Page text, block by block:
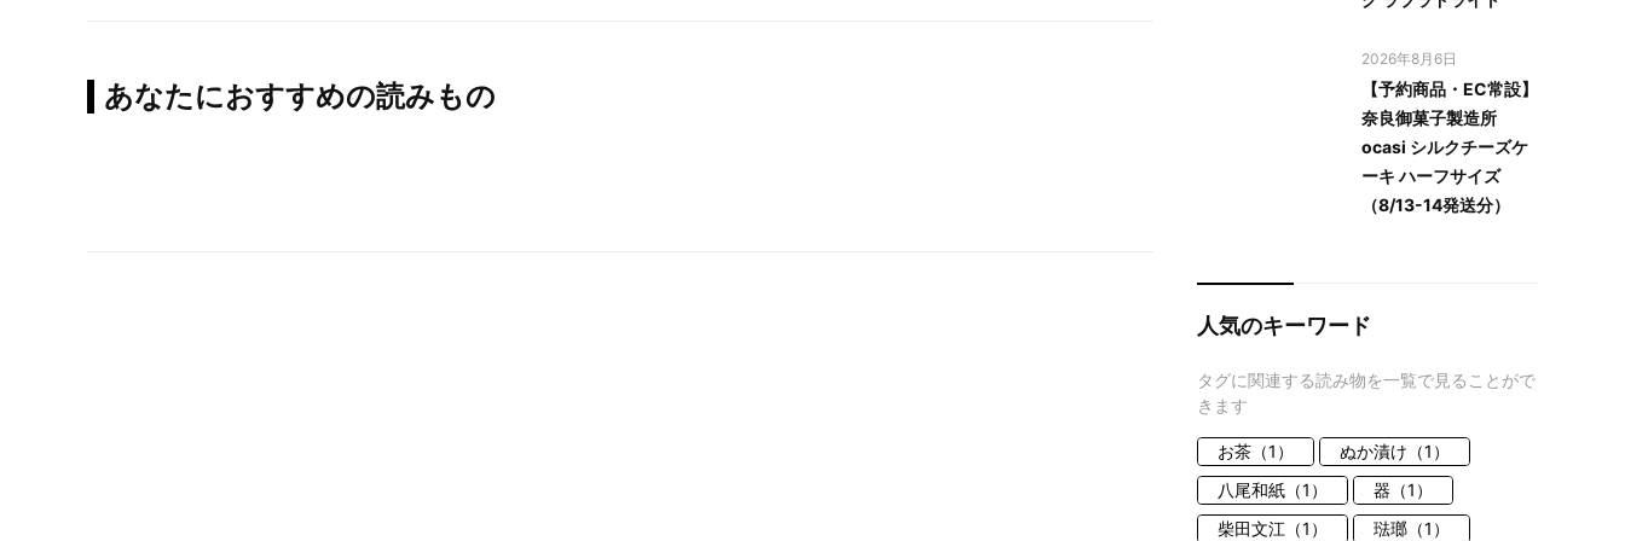
あなたにおすすめの読みもの
2026年8月6日
【予約商品・EC常設】
奈良御菓子製造所
ocasi シルクチーズケ
ーキ ハーフサイズ
（8/13-14発送分）
人気のキーワード
タグに関連する読み物を一覧で見ることがで
きます
お茶（1）
ぬか漬け（1）
八尾和紙（1）
器（1）
柴田文江（1）
琺瑯（1）